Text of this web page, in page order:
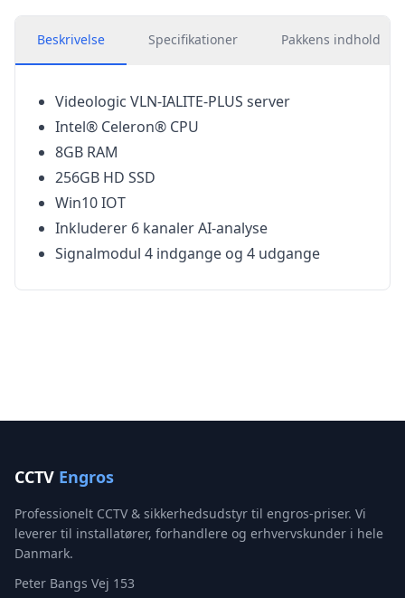
Beskrivelse Specifikationer Pakkens indhold
Videologic VLN-IALITE-PLUS server
Intel® Celeron® CPU
8GB RAM
256GB HD SSD
Win10 IOT
Inkluderer 6 kanaler AI-analyse
Signalmodul 4 indgange og 4 udgange
CCTV Engros
Professionelt CCTV & sikkerhedsudstyr til engros-priser. Vi
leverer til installatører, forhandlere og erhvervskunder i hele
Danmark.
Peter Bangs Vej 153